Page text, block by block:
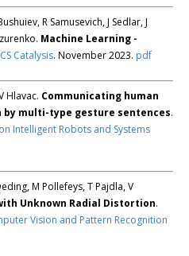
R Samusevich, J Sedlar, J
Machine Learning -
Catalysis. November 2023. pdf
Hlavac. Communicating human
multi-type gesture sentences.
Intelligent Robots and Systems
M Pollefeys, T Pajdla, V
Unknown Radial Distortion.
Vision and Pattern Recognition